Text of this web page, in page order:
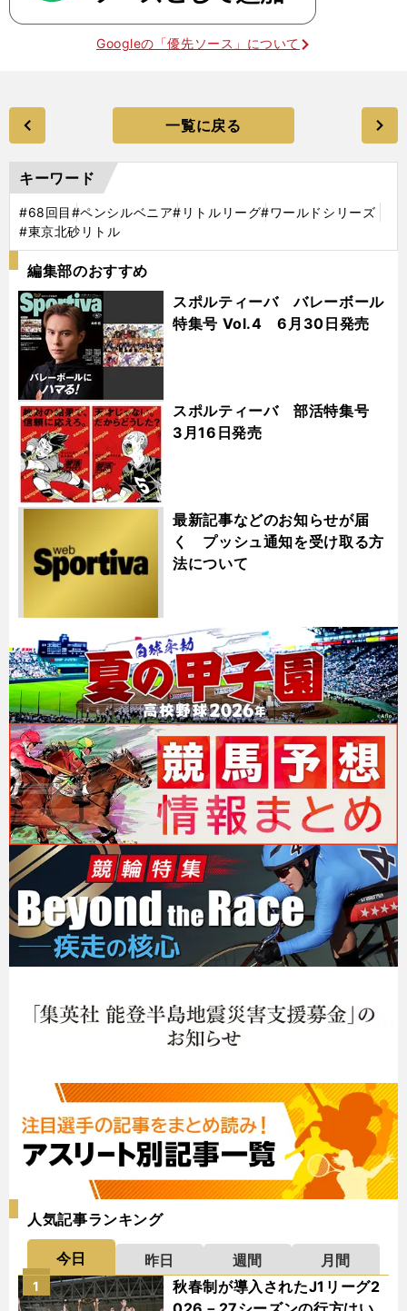
Googleの「優先ソース」について
一覧に戻る
キーワード
#68回目#ペンシルベニア#リトルリーグ#ワールドシリーズ
#東京北砂リトル
編集部のおすすめ
スポルティーバ バレーボール
特集号 Vol.4 6月30日発売
スポルティーバ 部活特集号
3月16日発売
最新記事などのお知らせが届
く プッシュ通知を受け取る方
法について
人気記事ランキング
今日 昨日 週間
月間
秋春制が導入されたJ1リーグ2
1